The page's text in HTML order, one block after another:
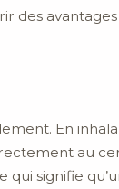
des
En
au
signifie